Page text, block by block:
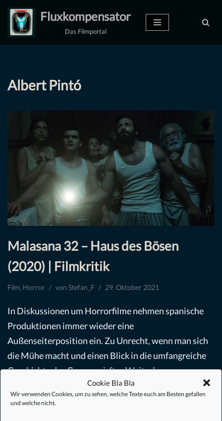
Cookie Bla Bla
Wir verwenden Cookies, um zu sehen, welche Texte euch am Besten gefallen
und welche nicht.
Zum
Inhalt
Fluxkompensator
Das Filmportal
Albert Pintó
Malasana 32 – Haus des Bösen
(2020) | Filmkritik
Film Horror von Stefan_F 29. Oktober 2021
In Diskussionen um Horrorfilme nehmen spanische
Produktionen immer wieder eine
Außenseiterposition ein. Zu Unrecht, wenn man sich
die Mühe macht und einen Blick in die umfangreiche
Geschichte des Genres wirft.…Weiterlesen »